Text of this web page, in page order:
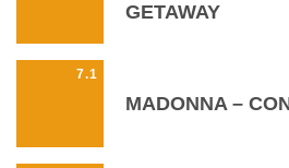
GETAWAY
7.1
MADONNA –